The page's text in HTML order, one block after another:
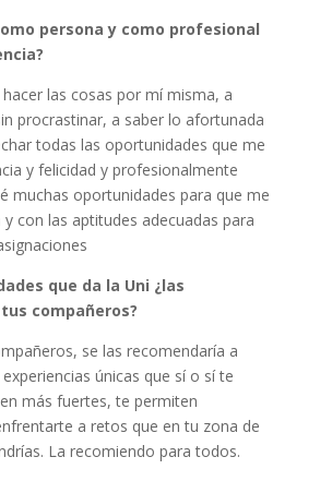
persona y como profesional
las cosas por mí misma, a
procrastinar, a saber lo afortunada
todas las oportunidades que me
y felicidad y profesionalmente
muchas oportunidades para que me
con las aptitudes adecuadas para
que da la Uni ¿las
compañeros?
se las recomendaría a
únicas que sí o sí te
más fuertes, te permiten
a retos que en tu zona de
La recomiendo para todos.